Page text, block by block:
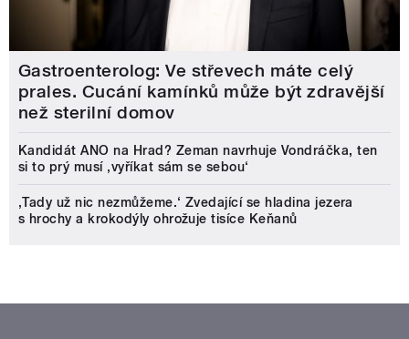
Gastroenterolog: Ve střevech máte celý
prales. Cucání kamínků může být zdravější
než sterilní domov
Kandidát ANO na Hrad? Zeman navrhuje Vondráčka, ten
si to prý musí ‚vyříkat sám se sebou‘
‚Tady už nic nezmůžeme.‘ Zvedající se hladina jezera
s hrochy a krokodýly ohrožuje tisíce Keňanů